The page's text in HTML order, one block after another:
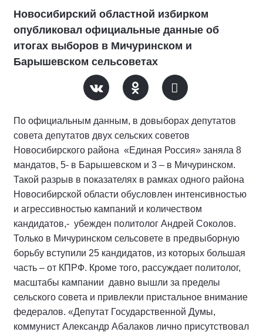
Новосибирский областной избирком
опубликовал официальные данные об
итогах выборов в Мичуринском и
Барышевском сельсоветах
По официальным данным, в довыборах депутатов
совета депутатов двух сельских советов
Новосибирского района «Единая Россия» заняла 8
мандатов, 5- в Барышевском и 3 – в Мичуринском.
Такой разрыв в показателях в рамках одного района
Новосибирской области обусловлен интенсивностью
и агрессивностью кампаний и количеством
кандидатов,- убежден политолог Андрей Соколов.
Только в Мичуринском сельсовете в предвыборную
борьбу вступили 25 кандидатов, из которых большая
часть – от КПРФ. Кроме того, рассуждает политолог,
масштабы кампании давно вышли за пределы
сельского совета и привлекли пристальное внимание
федералов. «Депутат Государственной Думы,
коммунист Александр Абалаков лично присутствовал